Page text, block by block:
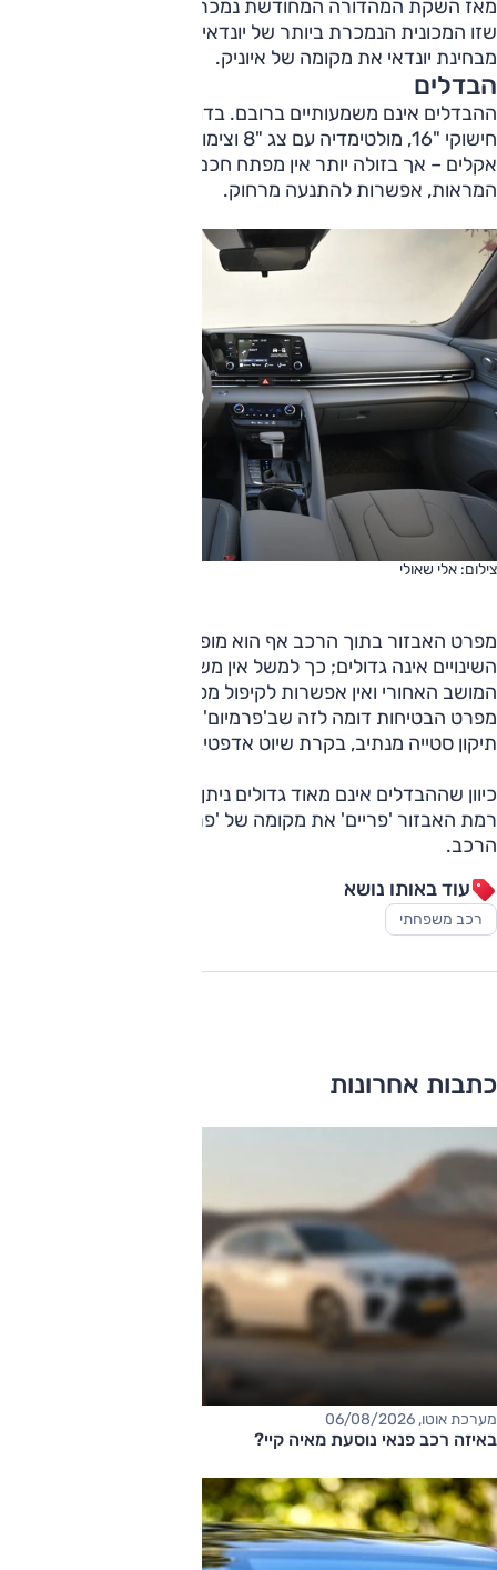
שזו המכונית הנמכרת ביותר של יונדאי השנה, ממלאת באופן זה
מבחינת יונדאי את מקומה של איוניק.
הבדלים
ההבדלים אינם משמעותיים ברובם. בדומה ל'פרמיום' גם ל'פריים'
חישוקי "16, מולטימדיה עם צג "8 וצימוד סלולרי, גם בקרת
אקלים – אך בזולה יותר אין מפתח חכם, תאורת איתות בבתי
המראות, אפשרות להתנעה מרחוק.
צילום: אלי שאולי
מפרט האבזור בתוך הרכב אף הוא מופחת וגם בהקשר זה
השינויים אינה גדולים; כך למשל אין משענת יד מתקפלת במרכז
המושב האחורי ואין אפשרות לקיפול מפוצל של משענת הגב.
מפרט הבטיחות דומה לזה שב'פרמיום' וכולל בלימה אוטונומית,
תיקון סטייה מנתיב, בקרת שיוט אדפטיבית ועוד.
כיוון שההבדלים אינם מאוד גדולים ניתן להניח שבהמשך תתפוס
רמת האבזור 'פריים' את מקומה של 'פרמיום' במדרג ההיצע של
הרכב.
עוד באותו נושא
רכב משפחתי
כתבות אחרונות
מערכת אוטו, 06/08/2026
באיזה רכב פנאי נוסעת מאיה קיי?